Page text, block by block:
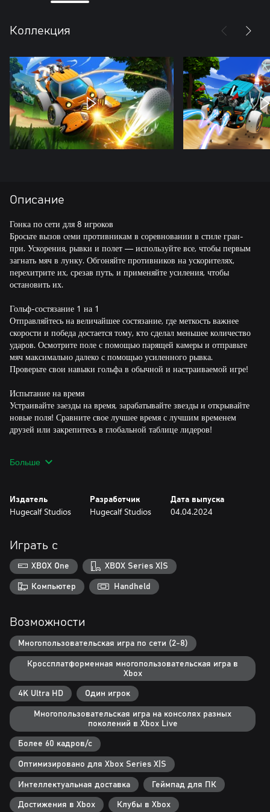
Коллекция
Описание
Гонка по сети для 8 игроков
Бросьте вызов семи противникам в соревновании в стиле гран-
при. Ускорения, рывки и полет — используйте все, чтобы первым
загнать мяч в лунку. Обгоняйте противников на ускорителях,
перехитрите их, срезав путь, и применяйте усиления, чтобы
остановить их.
Гольф-состязание 1 на 1
Отправляйтесь на величайшее состязание, где меткость важнее
скорости и победа достается тому, кто сделал меньшее количество
ударов. Осмотрите поле с помощью парящей камеры и отправьте
мяч максимально далеко с помощью усиленного рывка.
Проверьте свои навыки гольфа в обычной и настраиваемой игре!
Испытание на время
Устраивайте заезды на время, зарабатывайте звезды и открывайте
новые поля! Сравните свое лучшее время с лучшим временем
друзей или закрепитесь в глобальной таблице лидеров!
Выбирайте свой стиль игры, используя энергоядра. Бейте
цепляться к ним.
Наслаждайтесь триллионом комбинаций из кузовов, мячей,
колес, спойлеров, щитов, красок и усилений!
Проходите поля
Используйте крылья, колеса и сообразительность, чтобы
ускорения, избегая неровностей, ям и деревьев! Путешествуйте
по уникальным биомам, включая древний храм ацтеков, космос с
измененной гравитацией и индустриальные пустоши!
Больше
Издатель
Hugecalf Studios
Разработчик
Hugecalf Studios
Дата выпуска
04.04.2024
Играть с
XBOX One XBOX Series X|S
Компьютер Handheld
Возможности
Многопользовательская игра по сети (2-8)
Кроссплатформенная многопользовательская игра в
Xbox
4K Ultra HD Один игрок
Многопользовательская игра на консолях разных
поколений в Xbox Live
Более 60 кадров/с
Оптимизировано для Xbox Series X|S
Интеллектуальная доставка Геймпад для ПК
Достижения в Xbox Клубы в Xbox